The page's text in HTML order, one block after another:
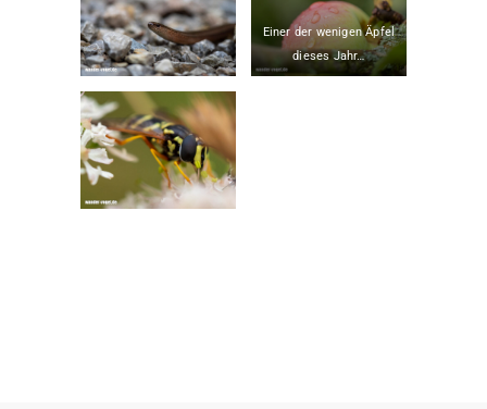
Einer der wenigen Äpfel
dieses Jahr…